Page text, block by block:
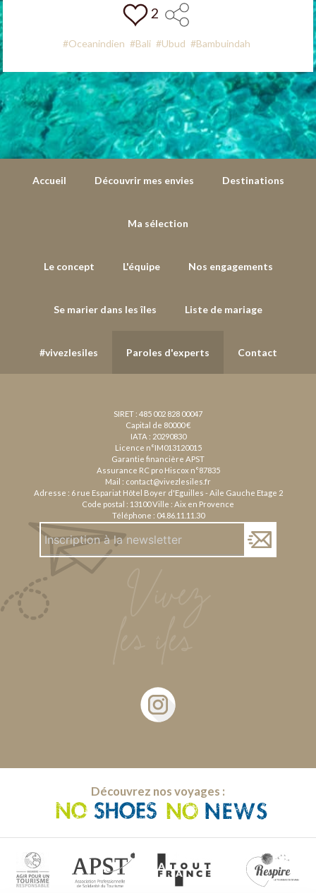
2
#Oceanindien #Bali #Ubud #Bambuindah
Accueil Découvrir mes envies Destinations
Ma sélection
Le concept L'équipe Nos engagements
Se marier dans les îles Liste de mariage
#vivezlesiles Paroles d'experts Contact
SIRET : 485 002 828 00047
Capital de 80000 €
IATA : 20290830
Licence n°IM013120015
Garantie financière APST
Assurance RC pro Hiscox n°87835
Mail : contact@vivezlesiles.fr
Adresse : 6 rue Espariat Hôtel Boyer d'Eguilles - Aile Gauche Etage 2
Code postal : 13100 Ville : Aix en Provence
Téléphone : 04.86.11.11.30
Découvrez nos voyages :